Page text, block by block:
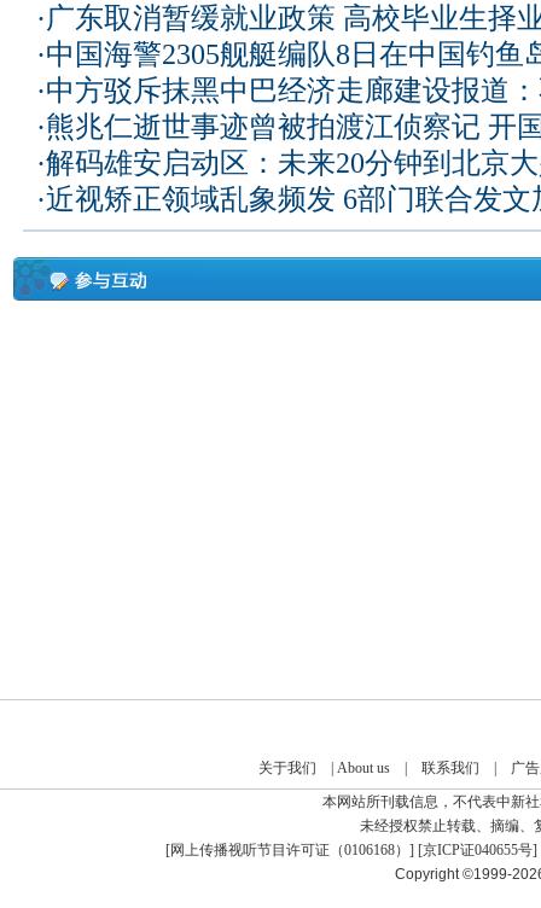
·广东取消暂缓就业政策 高校毕业生择
·中国海警2305舰艇编队8日在中国钓鱼
·中方驳斥抹黑中巴经济走廊建设报道
·熊兆仁逝世事迹曾被拍渡江侦察记 开
·解码雄安启动区：未来20分钟到北京
·近视矫正领域乱象频发 6部门联合发文
关于我们 About us| 联系我们
广
本网站所刊载信息，不代表中新
未经授权禁止转载、摘编、
[网上传播视听节目许可证（0106168） ] [京ICP证040655号]
Copyright ©1999-